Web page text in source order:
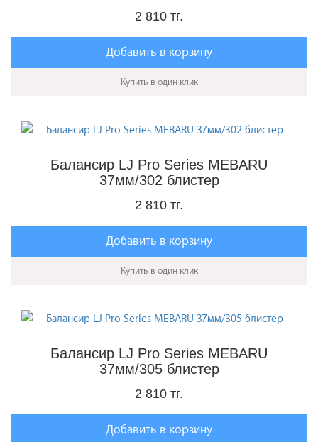
2 810 тг.
Добавить в корзину
Купить в один клик
Балансир LJ Pro Series MEBARU
37мм/302 блистер
2 810 тг.
Добавить в корзину
Купить в один клик
Балансир LJ Pro Series MEBARU
37мм/305 блистер
2 810 тг.
Добавить в корзину